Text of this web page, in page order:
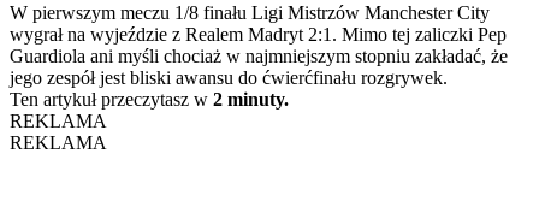
W pierwszym meczu 1/8 finału Ligi Mistrzów Manchester City
wygrał na wyjeździe z Realem Madryt 2:1. Mimo tej zaliczki Pep
Guardiola ani myśli chociaż w najmniejszym stopniu zakładać, że
jego zespół jest bliski awansu do ćwierćfinału rozgrywek.
Ten artykuł przeczytasz w 2 minuty.
REKLAMA
REKLAMA